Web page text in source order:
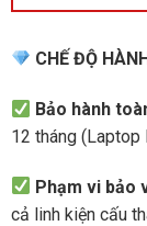
CHẾ ĐỘ
Bảo hành
12 tháng (Laptop
Phạm vi bảo
cả linh kiện cấu